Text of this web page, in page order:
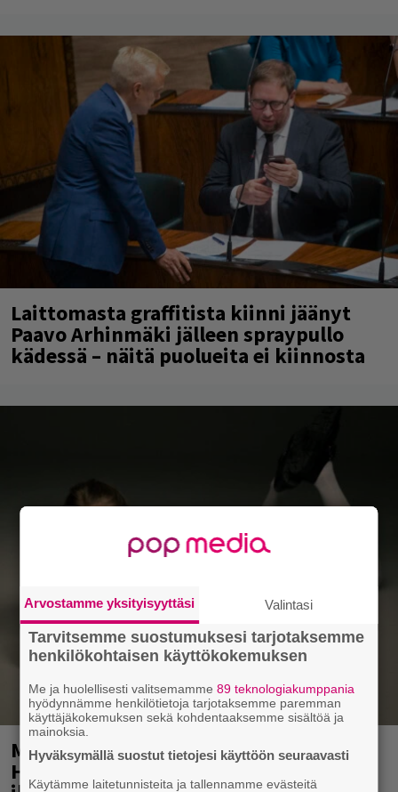
Laittomasta graffitista kiinni jäänyt
Paavo Arhinmäki jälleen spraypullo
kädessä – näitä puolueita ei kiinnosta
Mainio ohjelmatoimisto juhlii
Helsingissä 10-vuotista taivaltaan –
Arvostamme yksityisyyttäsi Valintasi
Tarvitsemme suostumuksesi tarjotaksemme
henkilökohtaisen käyttökokemuksen
Me ja huolellisesti valitsemamme89 teknologiakumppania
hyödynnämme henkilötietoja tarjotaksemme paremman
käyttäjäkokemuksen sekä kohdentaaksemme sisältöä ja
mainoksia.
Hyväksymällä suostut tietojesi käyttöön seuraavasti
Käytämme laitetunnisteita ja tallennamme evästeitä